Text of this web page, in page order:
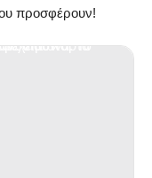
προσφέρουν!